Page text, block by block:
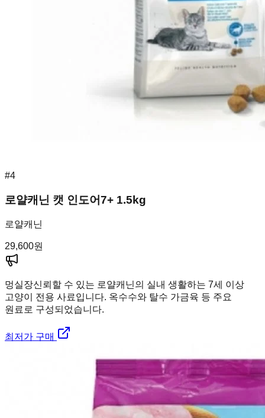
#4
로얄캐닌 캣 인도어7+ 1.5kg
로얄캐닌
29,600원
멍실장신뢰할 수 있는 로얄캐닌의 실내 생활하는 7세 이상
고양이 전용 사료입니다. 옥수수와 탈수 가금육 등 주요
원료로 구성되었습니다.
최저가 구매